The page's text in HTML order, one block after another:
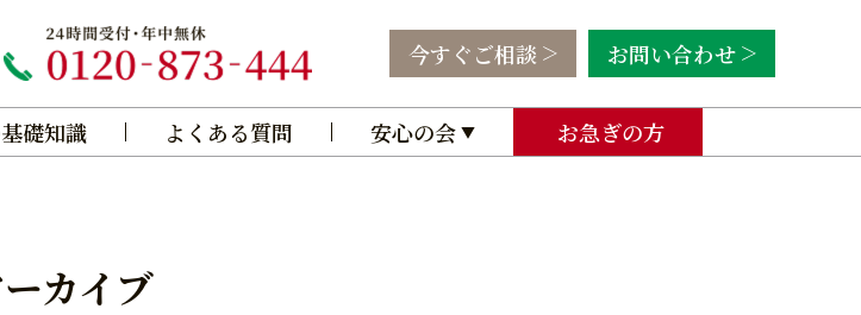
今すぐご相談 お問い合わせ
礎知識 よくある質問 安心の会 お急ぎの方
カイブ